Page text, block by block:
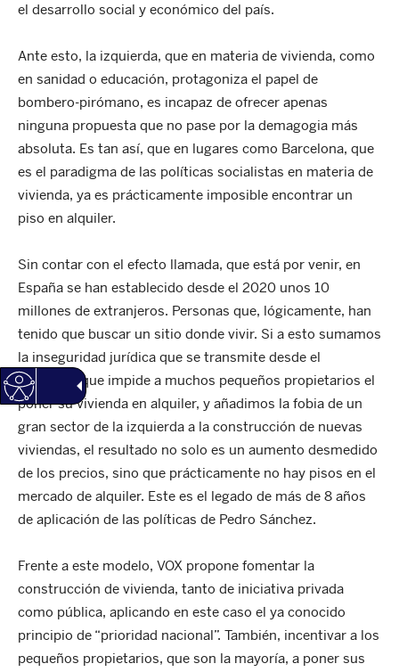
el desarrollo social y económico del país.
Ante esto, la izquierda, que en materia de vivienda, como
en sanidad o educación, protagoniza el papel de
bombero-pirómano, es incapaz de ofrecer apenas
ninguna propuesta que no pase por la demagogia más
absoluta. Es tan así, que en lugares como Barcelona, que
es el paradigma de las políticas socialistas en materia de
vivienda, ya es prácticamente imposible encontrar un
piso en alquiler.
Sin contar con el efecto llamada, que está por venir, en
España se han establecido desde el 2020 unos 10
millones de extranjeros. Personas que, lógicamente, han
tenido que buscar un sitio donde vivir. Si a esto sumamos
la inseguridad jurídica que se transmite desde el
gobierno, que impide a muchos pequeños propietarios el
poner su vivienda en alquiler, y añadimos la fobia de un
gran sector de la izquierda a la construcción de nuevas
viviendas, el resultado no solo es un aumento desmedido
de los precios, sino que prácticamente no hay pisos en el
mercado de alquiler. Este es el legado de más de 8 años
de aplicación de las políticas de Pedro Sánchez.
Frente a este modelo, VOX propone fomentar la
construcción de vivienda, tanto de iniciativa privada
como pública, aplicando en este caso el ya conocido
principio de “prioridad nacional”. También, incentivar a los
pequeños propietarios, que son la mayoría, a poner sus